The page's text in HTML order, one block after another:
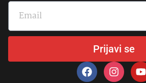
Prijavi se